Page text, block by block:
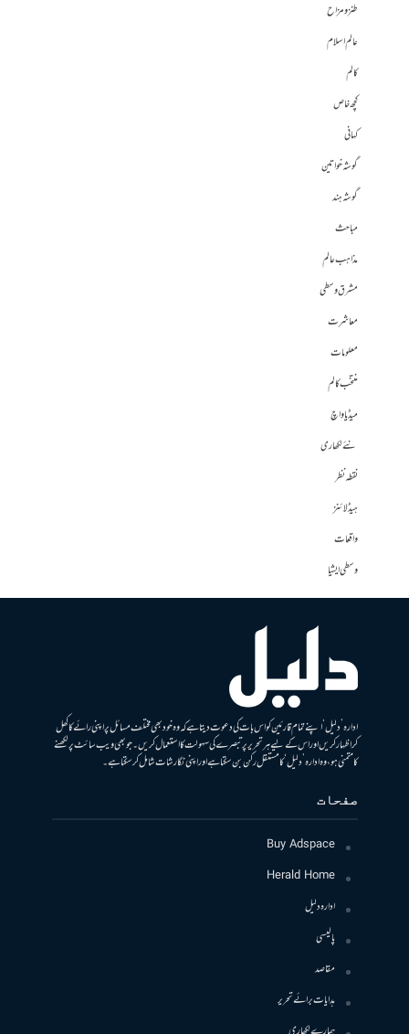
طنز و مزاح
عالم اسلام
کالم
کچھ خاص
کہانی
گوشہ خواتین
گوشہ ہند
مباحث
مذاہب عالم
مشرق وسطی
معاشرت
معلومات
منتخب کالم
میڈیا واچ
نئے لکھاری
نقطہ نظر
ہیڈلائنز
واقعات
وسطی ایشیا
ادارہ ’دلیل‘ اپنے تمام قارئین کو اس بات کی دعوت دیتا ہے کہ وہ خود بھی مختلف مسائل پر اپنی رائے کا کھل
کر اظہار کریں اور اس کے لیے ہر تحریر پر تبصرے کی سہولت کا استعمال کریں۔ جو بھی ویب سائٹ پر لکھنے
کا متمنی ہو، وہ ادارہ ’دلیل‘ کا مستقل رکن بن سکتا ہے اور اپنی نگارشات شامل کرسکتا ہے۔
صفحات
Buy Adspace
Herald Home
ادارہ دلیل
پالیسی
مقاصد
ہدایات برائے تحریر